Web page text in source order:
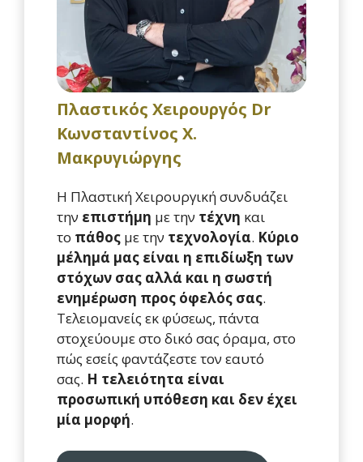
Πλαστικός Χειρουργός Dr
Κωνσταντίνος Χ.
Μακρυγιώργης
Η Πλαστική Χειρουργική συνδυάζει
την επιστήμη με την τέχνη και
το πάθος με την τεχνολογία. Κύριο
μέλημά μας είναι η επιδίωξη των
στόχων σας αλλά και η σωστή
ενημέρωση προς όφελός σας.
Τελειομανείς εκ φύσεως, πάντα
στοχεύουμε στο δικό σας όραμα, στο
πώς εσείς φαντάζεστε τον εαυτό
σας. Η τελειότητα είναι
προσωπική υπόθεση και δεν έχει
μία μορφή.